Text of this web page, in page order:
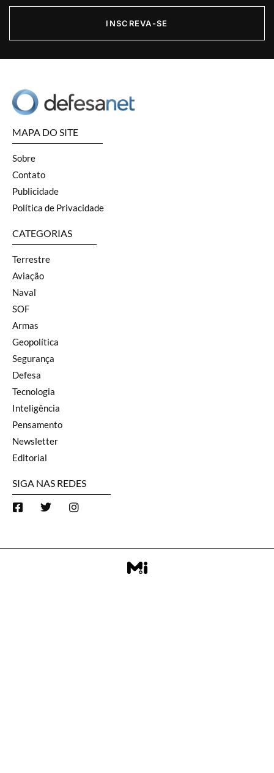
INSCREVA-SE
MAPA DO SITE
Sobre
Contato
Publicidade
Política de Privacidade
CATEGORIAS
Terrestre
Aviação
Naval
SOF
Armas
Geopolítica
Segurança
Defesa
Tecnologia
Inteligência
Pensamento
Newsletter
Editorial
SIGA NAS REDES